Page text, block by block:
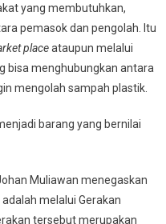
yang membutuhkan,
pemasok dan pengolah. Itu
placeataupun melalui
bisa menghubungkan antara
mengolah sampah plastik.
barang yang bernilai
Muliawan menegaskan
melalui Gerakan
tersebut merupakan